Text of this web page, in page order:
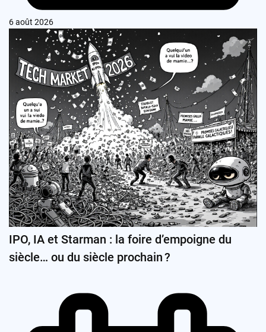
6 août 2026
IPO, IA et Starman : la foire d’empoigne du
siècle… ou du siècle prochain ?